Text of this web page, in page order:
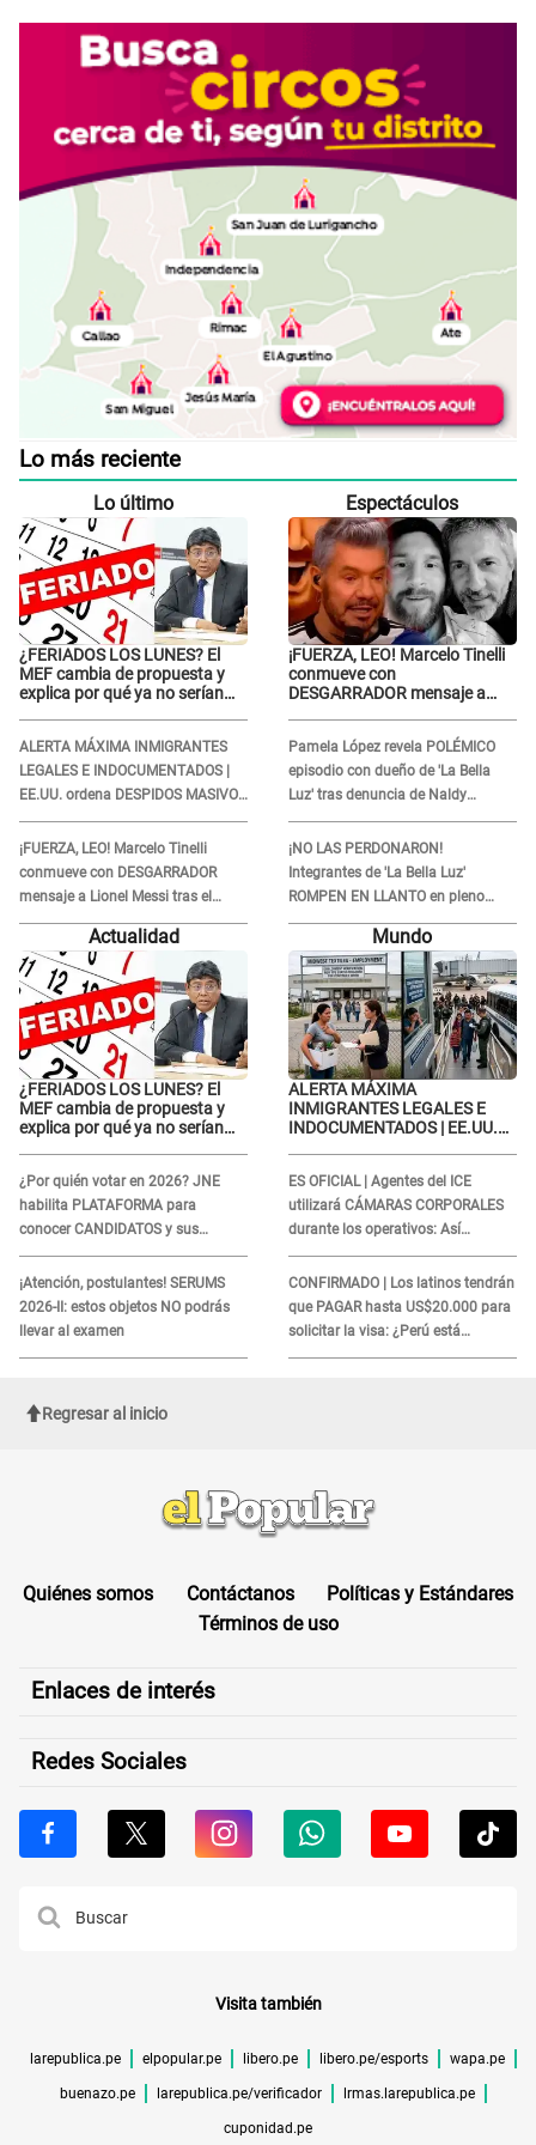
Lo más reciente
Lo último
¿FERIADOS LOS LUNES? El
MEF cambia de propuesta y
explica por qué ya no serían
ALERTA MÁXIMA INMIGRANTES
LEGALES E INDOCUMENTADOS |
EE.UU. ordena DESPIDOS MASIVOS
y DEPORTACIONES a estos
extranjeros
¡FUERZA, LEO! Marcelo Tinelli
conmueve con DESGARRADOR
mensaje a Lionel Messi tras el
FALLECIMIENTO de su padre: “Es
un dolor difícil de explicar”
Espectáculos
¡FUERZA, LEO! Marcelo Tinelli
conmueve con
DESGARRADOR mensaje a
“Es un dolor difícil de explicar”
Pamela López revela POLÉMICO
episodio con dueño de 'La Bella
Luz' tras denuncia de Naldy
Saldaña: "Se acercó..."
¡NO LAS PERDONARON!
Integrantes de 'La Bella Luz'
ROMPEN EN LLANTO en pleno
concierto y reciben FUERTES
CRÍTICAS: “La víctima ...”
Actualidad
¿FERIADOS LOS LUNES? El
MEF cambia de propuesta y
explica por qué ya no serían
¿Por quién votar en 2026? JNE
habilita PLATAFORMA para
conocer CANDIDATOS y sus
propuestas
¡Atención, postulantes! SERUMS
2026-II: estos objetos NO podrás
llevar al examen
Mundo
ALERTA MÁXIMA
INMIGRANTES LEGALES E
INDOCUMENTADOS | EE.UU.
extranjeros
ES OFICIAL | Agentes del ICE
utilizará CÁMARAS CORPORALES
durante los operativos: Así
afectará a inmigrantes
CONFIRMADO | Los latinos tendrán
que PAGAR hasta US$20.000 para
solicitar la visa: ¿Perú está
incluido?
Regresar al inicio
Quiénes somos Contáctanos
Políticas y Estándares
Términos de uso
Enlaces de interés
Redes Sociales
Visita también
larepublica.pe elpopular.pe libero.pe libero.pe/esports wapa.pe
buenazo.pe larepublica.pe/verificador lrmas.larepublica.pe
cuponidad.pe